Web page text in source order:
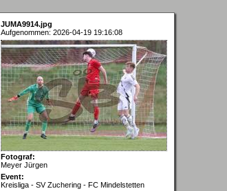
JUMA9914.jpg
Aufgenommen: 2026-04-19 19:16:08
Fotograf:
Meyer Jürgen
Event:
Kreisliga - SV Zuchering - FC Mindelstetten